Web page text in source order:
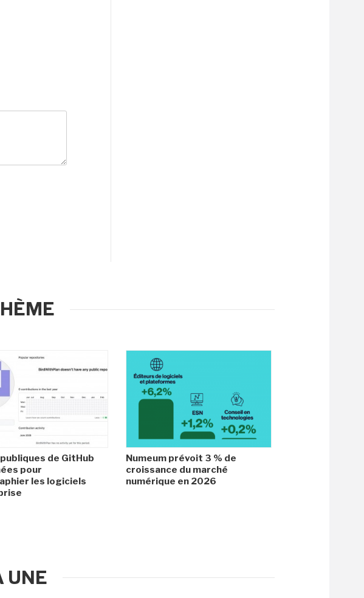
de GitHub
pour
les logiciels
Numeum prévoit 3 % de
croissance du marché
numérique en 2026
UNE